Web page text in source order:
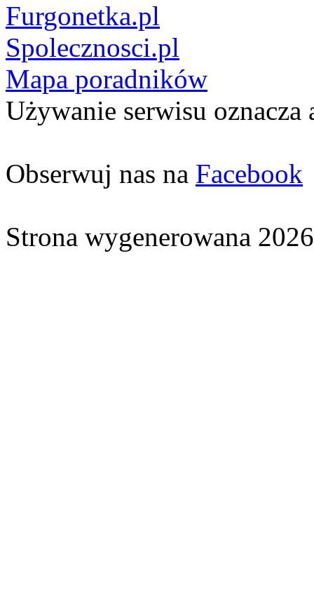
Furgonetka.pl
Spolecznosci.pl
Mapa poradników
Używanie serwisu oznacza
Obserwuj nas na Facebook
Strona wygenerowana